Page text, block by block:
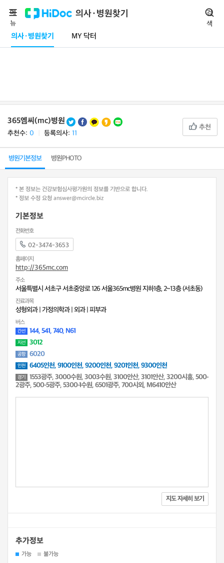
의사·병원찾기
의사·병원찾기 MY 닥터
메
뉴
검
색
365엠씨(mc)병원
추천수: 0 등록의사: 11
추천
병원기본정보 병원PHOTO
* 본 정보는 건강보험심사평가원의 정보를 기반으로 합니다.
* 정보 수정 요청 answer@mcircle.biz
기본정보
전화번호
02-3474-3653
홈페이지
http://365mc.com
주소
서울특별시 서초구 서초중앙로 126 서울365mc병원 지하1층, 2~13층 (서초동)
진료과목
성형외과| 가정의학과| 외과| 피부과
버스
간선 144, 541, 740, N61
지선 3012
공항 6020
인천 6405인천, 9100인천, 9200인천, 9201인천, 9300인천
경기
1553광주, 3000수원, 3003수원, 3100안산, 3101안산, 3200시흥, 500-
2광주, 500-5광주, 5300-1수원, 6501광주, 700시외, M6410안산
지도 자세히 보기
추가정보
가능 불가능